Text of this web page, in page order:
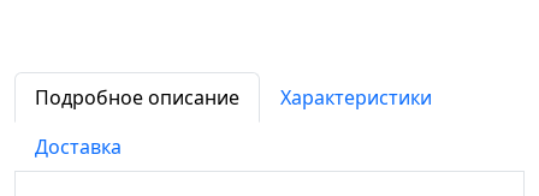
Подробное описание
Характеристики
Доставка